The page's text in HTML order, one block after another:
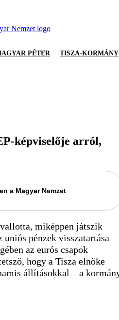
PÉTER TISZA-KORMÁNY
képviselője arról,
a Magyar Nemzet
miképpen játszik
pénzek visszatartása
az eurós csapok
hogy a Tisza elnöke
állításokkal – a